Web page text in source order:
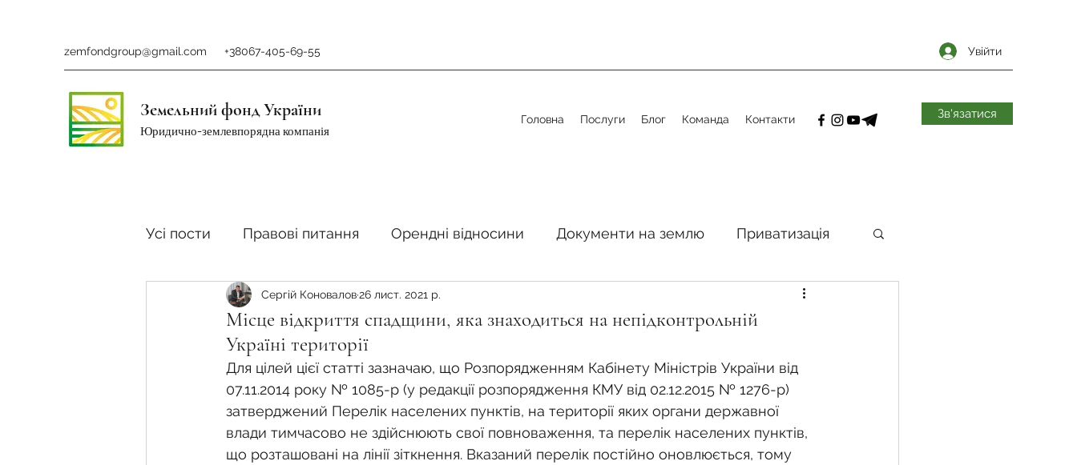
zemfondgroup@gmail.com +38067-405-69-55 Увійти
Земельний фонд України
Юридично-землевпорядна компанія
Головна Послуги Блог Команда Контакти Зв'язатися
Усі пости Правові питання Орендні відносини Документи на землю Приватизація
Ринок землі Податки стосовно земельної сфери Органи місцевого самоврядування
Фермерське господарство Спадкування земельної ділянки
Новини земельного законодавства Земельні питання Військова служба
Місце відкриття спадщини, яка знаходиться на непідконтрольній
Україні території
Сергій Коновалов26 лист. 2021 р.
Для цілей цієї статті зазначаю, що Розпорядженням Кабінету Міністрів України від
07.11.2014 року № 1085-р (у редакції розпорядження КМУ від 02.12.2015 № 1276-р)
затверджений Перелік населених пунктів, на території яких органи державної
влади тимчасово не здійснюють свої повноваження, та перелік населених пунктів,
що розташовані на лінії зіткнення. Вказаний перелік постійно оновлюється, тому